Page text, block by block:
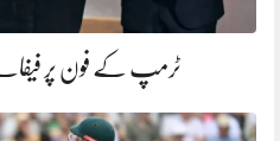
ٹرمپ کے فون پر